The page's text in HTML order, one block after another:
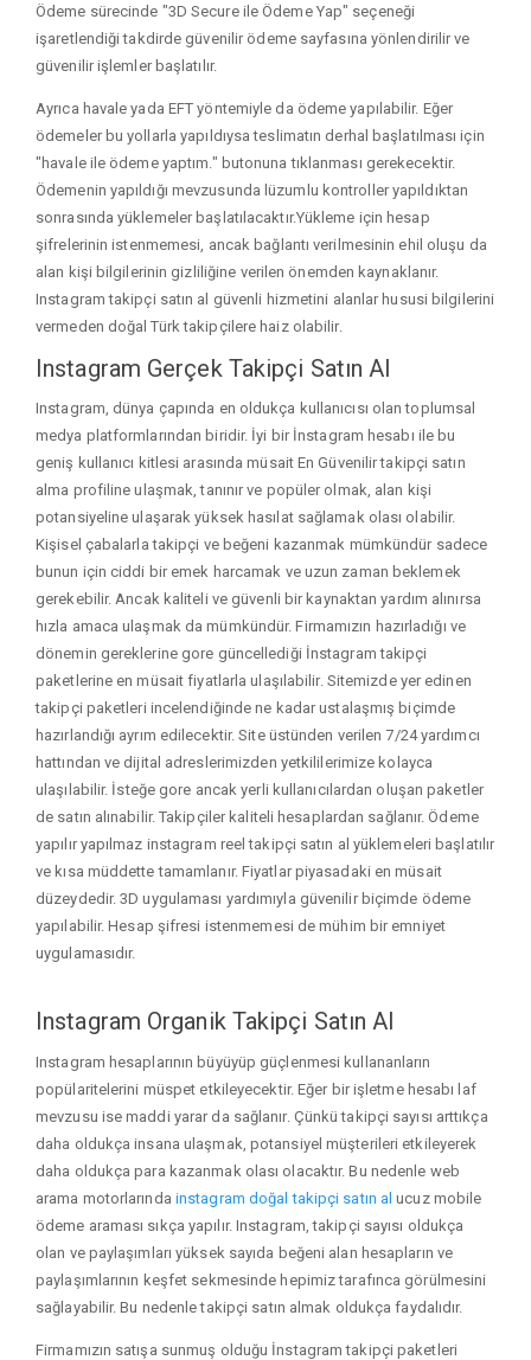
Ödeme sürecinde "3D Secure ile Ödeme Yap" seçeneği
işaretlendiği takdirde güvenilir ödeme sayfasına yönlendirilir ve
güvenilir işlemler başlatılır.
Ayrıca havale yada EFT yöntemiyle da ödeme yapılabilir. Eğer
ödemeler bu yollarla yapıldıysa teslimatın derhal başlatılması için
"havale ile ödeme yaptım." butonuna tıklanması gerekecektir.
Ödemenin yapıldığı mevzusunda lüzumlu kontroller yapıldıktan
sonrasında yüklemeler başlatılacaktır.Yükleme için hesap
şifrelerinin istenmemesi, ancak bağlantı verilmesinin ehil oluşu da
alan kişi bilgilerinin gizliliğine verilen önemden kaynaklanır.
Instagram takipçi satın al güvenli hizmetini alanlar hususi bilgilerini
vermeden doğal Türk takipçilere haiz olabilir.
Instagram Gerçek Takipçi Satın Al
Instagram, dünya çapında en oldukça kullanıcısı olan toplumsal
medya platformlarından biridir. İyi bir İnstagram hesabı ile bu
geniş kullanıcı kitlesi arasında müsait En Güvenilir takipçi satın
alma profiline ulaşmak, tanınır ve popüler olmak, alan kişi
potansiyeline ulaşarak yüksek hasılat sağlamak olası olabilir.
Kişisel çabalarla takipçi ve beğeni kazanmak mümkündür sadece
bunun için ciddi bir emek harcamak ve uzun zaman beklemek
gerekebilir. Ancak kaliteli ve güvenli bir kaynaktan yardım alınırsa
hızla amaca ulaşmak da mümkündür. Firmamızın hazırladığı ve
dönemin gereklerine gore güncellediği İnstagram takipçi
paketlerine en müsait fiyatlarla ulaşılabilir. Sitemizde yer edinen
takipçi paketleri incelendiğinde ne kadar ustalaşmış biçimde
hazırlandığı ayrım edilecektir. Site üstünden verilen 7/24 yardımcı
hattından ve dijital adreslerimizden yetkililerimize kolayca
ulaşılabilir. İsteğe gore ancak yerli kullanıcılardan oluşan paketler
de satın alınabilir. Takipçiler kaliteli hesaplardan sağlanır. Ödeme
yapılır yapılmaz instagram reel takipçi satın al yüklemeleri başlatılır
ve kısa müddette tamamlanır. Fiyatlar piyasadaki en müsait
düzeydedir. 3D uygulaması yardımıyla güvenilir biçimde ödeme
yapılabilir. Hesap şifresi istenmemesi de mühim bir emniyet
uygulamasıdır.
Instagram Organik Takipçi Satın Al
Instagram hesaplarının büyüyüp güçlenmesi kullananların
popülaritelerini müspet etkileyecektir. Eğer bir işletme hesabı laf
mevzusu ise maddi yarar da sağlanır. Çünkü takipçi sayısı arttıkça
daha oldukça insana ulaşmak, potansiyel müşterileri etkileyerek
daha oldukça para kazanmak olası olacaktır. Bu nedenle web
arama motorlarında instagram doğal takipçi satın al ucuz mobile
ödeme araması sıkça yapılır. Instagram, takipçi sayısı oldukça
olan ve paylaşımları yüksek sayıda beğeni alan hesapların ve
paylaşımlarının keşfet sekmesinde hepimiz tarafınca görülmesini
sağlayabilir. Bu nedenle takipçi satın almak oldukça faydalıdır.
Firmamızın satışa sunmuş olduğu İnstagram takipçi paketleri